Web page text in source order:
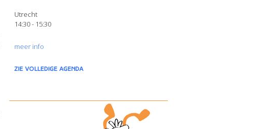
Utrecht
14:30 - 15:30
meer info
zie volledige agenda